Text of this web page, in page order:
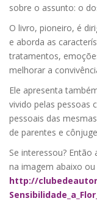
sobre o assunto: o
O livro, pioneiro, é
e aborda as
tratamentos,
melhorar a
Ele apresenta
vivido pelas pessoas
pessoais das
de parentes e
Se interessou? Então
na imagem abaixo
http://